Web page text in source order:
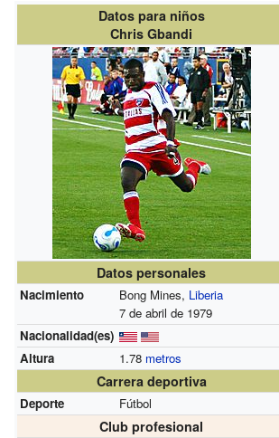
Datos para niños
Chris Gbandi
Datos personales
Nacimiento Bong Mines, Liberia
7 de abril de 1979
Nacionalidad(es)
Altura
1.78 metros
Carrera deportiva
Deporte Fútbol
Club profesional